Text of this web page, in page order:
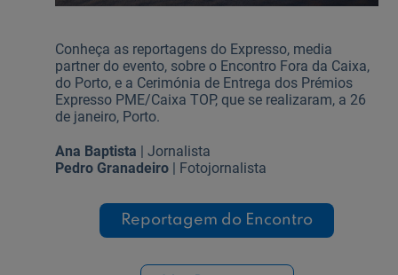
Recomendações de Segurança
Conheça as reportagens do Expresso, media
partner do evento, sobre o Encontro Fora da Caixa,
do Porto, e a Cerimónia de Entrega dos Prémios
Expresso PME/Caixa TOP, que se realizaram, a 26
de janeiro, Porto.
Ana Baptista | Jornalista
Pedro Granadeiro | Fotojornalista
Reportagem do Encontro